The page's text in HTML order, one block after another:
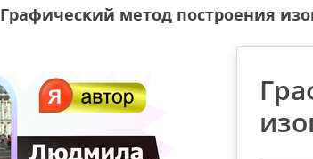
Графический метод построения